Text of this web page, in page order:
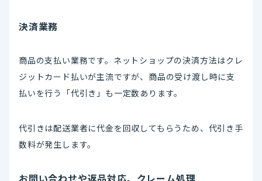
決済業務
商品の支払い業務です。ネットショップの決済方法はクレ
ジットカード払いが主流ですが、商品の受け渡し時に支
払いを行う「代引き」も一定数あります。
代引きは配送業者に代金を回収してもらうため、代引き手
数料が発生します。
お問い合わせや返品対応、クレーム処理